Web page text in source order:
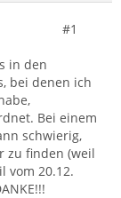
#1
in den
bei denen ich
Bei einem
schwierig,
zu finden (weil
vom 20.12.